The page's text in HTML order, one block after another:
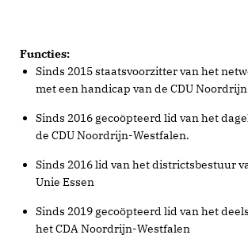
Functies:
Sinds 2015 staatsvoorzitter van het
met een handicap van de CDU
Sinds 2016 gecoöpteerd lid van het
de CDU Noordrijn-Westfalen.
Sinds 2016 lid van het districtsbestuur
Unie Essen
Sinds 2019 gecoöpteerd lid van het
het CDA Noordrijn-Westfalen